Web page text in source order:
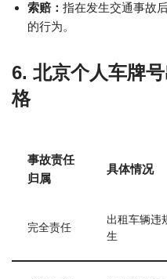
索赔： 指在发生交通事故
的行为。
6. 北京个人车牌
格
事故责任
归属
具体情况
完全责任
出租车辆违
生